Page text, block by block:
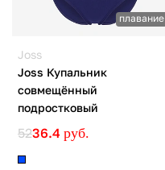
плавание
Joss
Joss Купальник
совмещённый
подростковый
5236.4 руб.